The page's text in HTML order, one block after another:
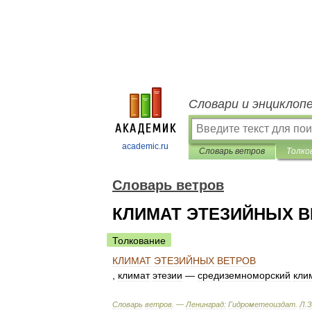
academic.ru
Словари и
Словарь ветров
Словарь ветров
КЛИМАТ ЭТЕЗИЙНЫХ
Толкование
КЛИМАТ ЭТЕЗИЙНЫХ ВЕТРОВ
климат этезии — средиземноморский
Словарь ветров . — Ленинград: Гидрометеоиздат Л З